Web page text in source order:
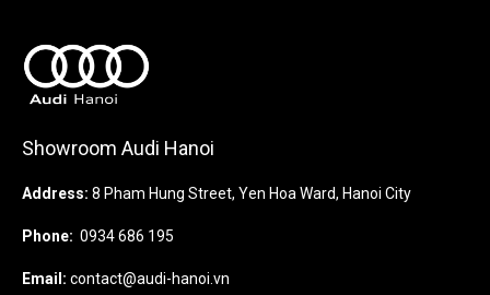
Showroom Audi Hanoi
Address: 8 Pham Hung Street, Yen Hoa Ward, Hanoi City
Phone: 0934 686 195
Email: contact@audi-hanoi.vn